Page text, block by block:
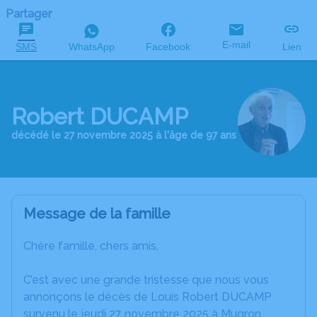
Partager
SMS WhatsApp Facebook E-mail Lien
Robert DUCAMP
décédé le 27 novembre 2025 à l'âge de 97 ans
Message de la famille
Chère famille, chers amis,
C’est avec une grande tristesse que nous vous
annonçons le décès de Louis Robert DUCAMP
survenu le jeudi 27 novembre 2025 à Mugron.